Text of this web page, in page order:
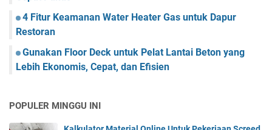
4 Fitur Keamanan Water Heater Gas untuk Dapur
Restoran
Gunakan Floor Deck untuk Pelat Lantai Beton yang
Lebih Ekonomis, Cepat, dan Efisien
POPULER MINGGU INI